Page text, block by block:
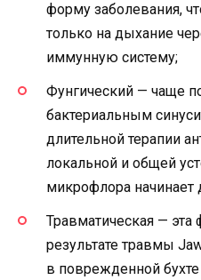
форму заболевания,
только на дыхание
иммунную систему;
Фунгический — чаще
бактериальным
длительной терапии
локальной и общей
микрофлора начинает
Травматическая — эта
результате травмы
в поврежденной бухте